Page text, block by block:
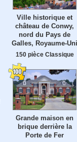
Ville historique et
château de Conwy,
nord du Pays de
Galles, Royaume-Uni
150 pièce Classique
Grande maison en
brique derrière la
Porte de Fer